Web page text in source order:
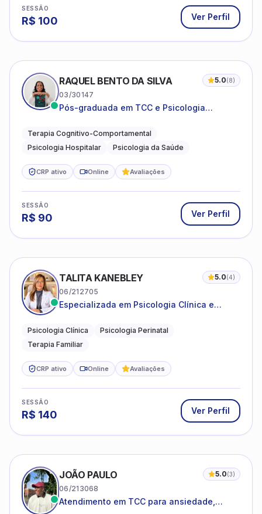
SESSÃO
R$ 100 Ver Perfil
RAQUEL BENTO DA SILVA 5.0(8)
03/30147
Pós-graduada em TCC e Psicologia
Terapia Cognitivo-Comportamental
Psicologia Hospitalar
Psicologia da Saúde
CRP ativo Online Avaliações
SESSÃO
R$ 90 Ver Perfil
TALITA KANEBLEY 5.0(4)
06/212705
Especializada em Psicologia Clínica e
famílias
Psicologia Clínica
Psicologia Perinatal
Terapia Familiar
CRP ativo Online Avaliações
SESSÃO
R$ 140 Ver Perfil
JOÃO PAULO 5.0(3)
06/213068
Atendimento em TCC para ansiedade,